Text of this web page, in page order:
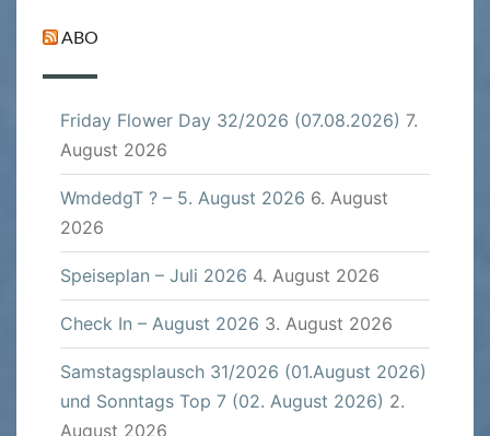
ABO
Friday Flower Day 32/2026 (07.08.2026) 7.
August 2026
WmdedgT ? – 5. August 2026 6. August
2026
Speiseplan – Juli 2026 4. August 2026
Check In – August 2026 3. August 2026
Samstagsplausch 31/2026 (01.August 2026)
und Sonntags Top 7 (02. August 2026) 2.
August 2026